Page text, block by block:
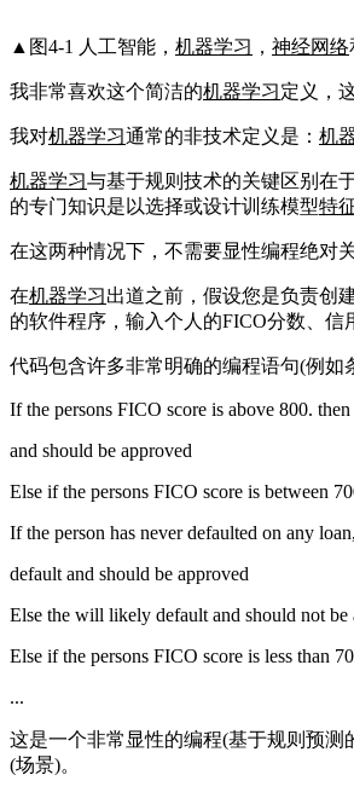
▲图4-1 人工智能， 机器学习 ， 神经网络
我非常喜欢这个简洁的机器学习定义，
我对机器学习通常的非技术定义是： 机
机器学习与基于规则技术的关键区别在
的专门知识是以选择或设计训练模型特
在这两种情况下，不需要显性编程绝对
在机器学习出道之前，假设您是负责创
的软件程序，输入个人的FICO分数、信
代码包含许多非常明确的编程语句(例如
If the persons FICO score is above 800.
and should be approved
Else if the persons FICO score is between
If the person has never defaulted on any
default and should be approved
Else the will likely default and should not be
Else if the persons FICO score is less than
...
这是一个非常显性的编程(基于规则预
(场景)。